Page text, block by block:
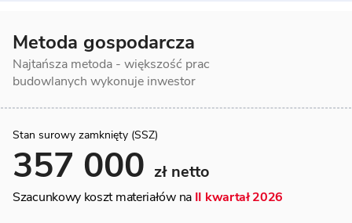
Metoda gospodarcza
Najtańsza metoda - większość prac
budowlanych wykonuje inwestor
Stan surowy zamknięty (SSZ)
357 000 zł netto
Szacunkowy koszt materiałów na II kwartał 2026